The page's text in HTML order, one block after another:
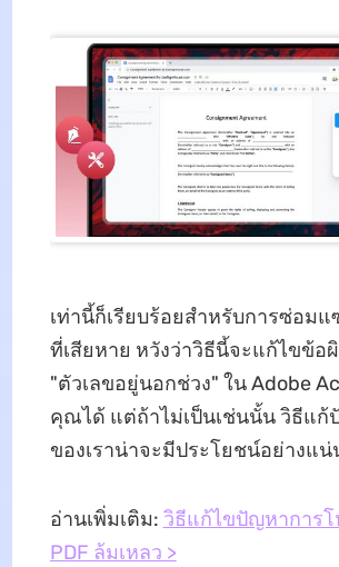
เท่านี้ก็เรียบร้อยสำหรับการซ่อมแ
ที่เสียหาย หวังว่าวิธีนี้จะแก้ไขข้อ
"ตัวเลขอยู่นอกช่วง" ใน Adobe
คุณได้ แต่ถ้าไม่เป็นเช่นนั้น วิธีแก้
ของเราน่าจะมีประโยชน์อย่างแ
อ่านเพิ่มเติม: วิธีแก้ไขปัญหาการโ
PDF ล้มเหลว >